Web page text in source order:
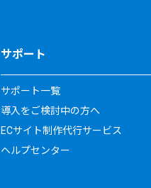
サポート
サポート一覧
導入をご検討中の方へ
ECサイト制作代行サービス
ヘルプセンター